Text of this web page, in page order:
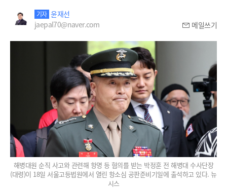
기자 윤재선
jaepal70@naver.com
메일쓰기
해병대원 순직 사고와 관련해 항명 등 혐의를 받는 박정훈 전 해병대 수사단장
(대령)이 18일 서울고등법원에서 열린 항소심 공판준비기일에 출석하고 있다. 뉴
시스